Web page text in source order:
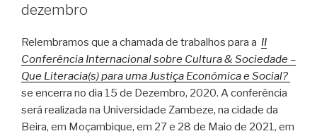
dezembro
Relembramos que a chamada de trabalhos para a II
Conferência Internacional sobre Cultura & Sociedade –
Que Literacia(s) para uma Justiça Económica e Social?
se encerra no dia 15 de Dezembro, 2020. A conferência
será realizada na Universidade Zambeze, na cidade da
Beira, em Moçambique, em 27 e 28 de Maio de 2021, em